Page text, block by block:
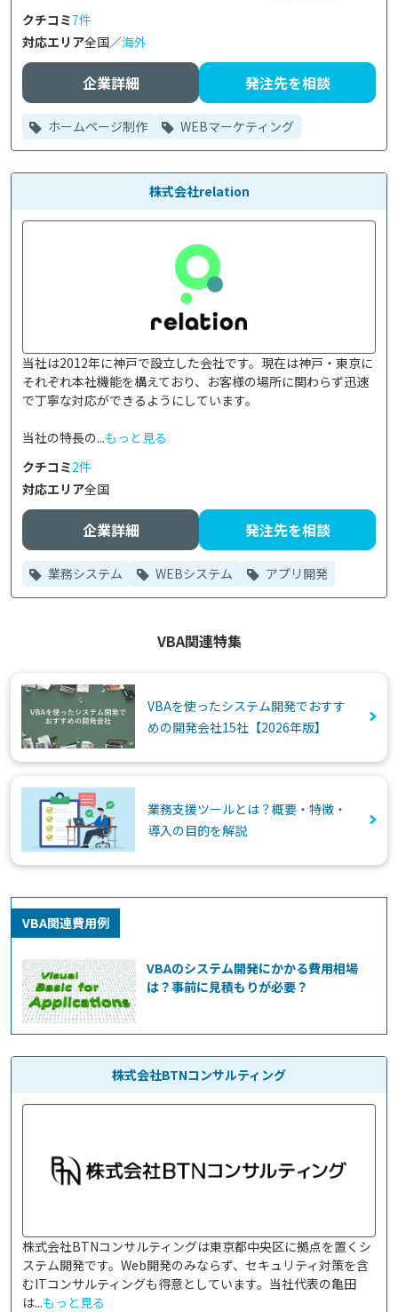
クチコミ7件
対応エリア全国／海外
企業詳細 発注先を相談
ホームページ制作 WEBマーケティング
株式会社relation
当社は2012年に神戸で設立した会社です。現在は神戸・東京に
それぞれ本社機能を構えており、お客様の場所に関わらず迅速
で丁寧な対応ができるようにしています。
当社の特長の...もっと見る
クチコミ2件
対応エリア全国
企業詳細 発注先を相談
業務システム WEBシステム アプリ開発
VBA関連特集
VBAを使ったシステム開発でおすす
めの開発会社15社【2026年版】
業務支援ツールとは？概要・特徴・
導入の目的を解説
VBA関連費用例
VBAのシステム開発にかかる費用相場
は？事前に見積もりが必要？
株式会社BTNコンサルティング
株式会社BTNコンサルティングは東京都中央区に拠点を置くシ
ステム開発です。Web開発のみならず、セキュリティ対策を含
むITコンサルティングも得意としています。当社代表の亀田
は...もっと見る